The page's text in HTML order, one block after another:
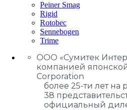
Peiner Smag
Rigid
Rotobec
Sennebogen
Trime
ООО «Сумитек
компанией
Corporation
более 25-ти лет на
38
официальный